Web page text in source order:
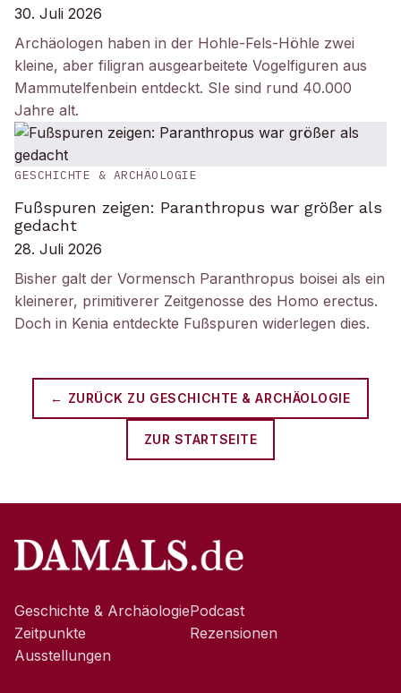
30. Juli 2026
Archäologen haben in der Hohle-Fels-Höhle zwei
kleine, aber filigran ausgearbeitete Vogelfiguren aus
Mammutelfenbein entdeckt. SIe sind rund 40.000
Jahre alt.
GESCHICHTE & ARCHÄOLOGIE
Fußspuren zeigen: Paranthropus war größer als
gedacht
28. Juli 2026
Bisher galt der Vormensch Paranthropus boisei als ein
kleinerer, primitiverer Zeitgenosse des Homo erectus.
Doch in Kenia entdeckte Fußspuren widerlegen dies.
← ZURÜCK ZU GESCHICHTE & ARCHÄOLOGIE
ZUR STARTSEITE
Geschichte & Archäologie
Zeitpunkte
Ausstellungen
Podcast
Rezensionen